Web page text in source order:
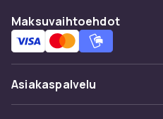
Sarjoja jokaiseen
tilaisuuteen
Haluatko rentoutua
Vai haluatko uppoutua
jännityselokuvaan?
Maksuvaihtoehdot
Asiakaspalvelu